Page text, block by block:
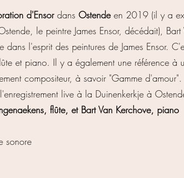
d'Ensor dans Ostendeen 2019 (il y a
le peintre James Ensor, décédait),
l'esprit des peintures de James Ensor.
et piano. Il y a également une référence
compositeur, à savoir "Gamme d'amour".
l'enregistrement live à la Duinenkerkje à
flûte, et Bart Van Kerchove, piano
sonore